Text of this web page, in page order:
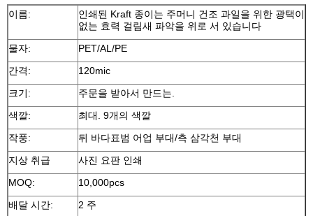
이름:
인쇄된 Kraft 종이는 주머니 건조 과일을 위한 광택이
없는 효력 걸림새 파악을 위로 서 있습니다
물자:
PET/AL/PE
간격:
120mic
크기:
주문을 받아서 만드는.
색깔:
최대. 9개의 색깔
작풍:
뒤 바다표범 어업 부대/측 삼각천 부대
지상 취급
사진 요판 인쇄
MOQ:
10,000pcs
배달 시간:
2 주